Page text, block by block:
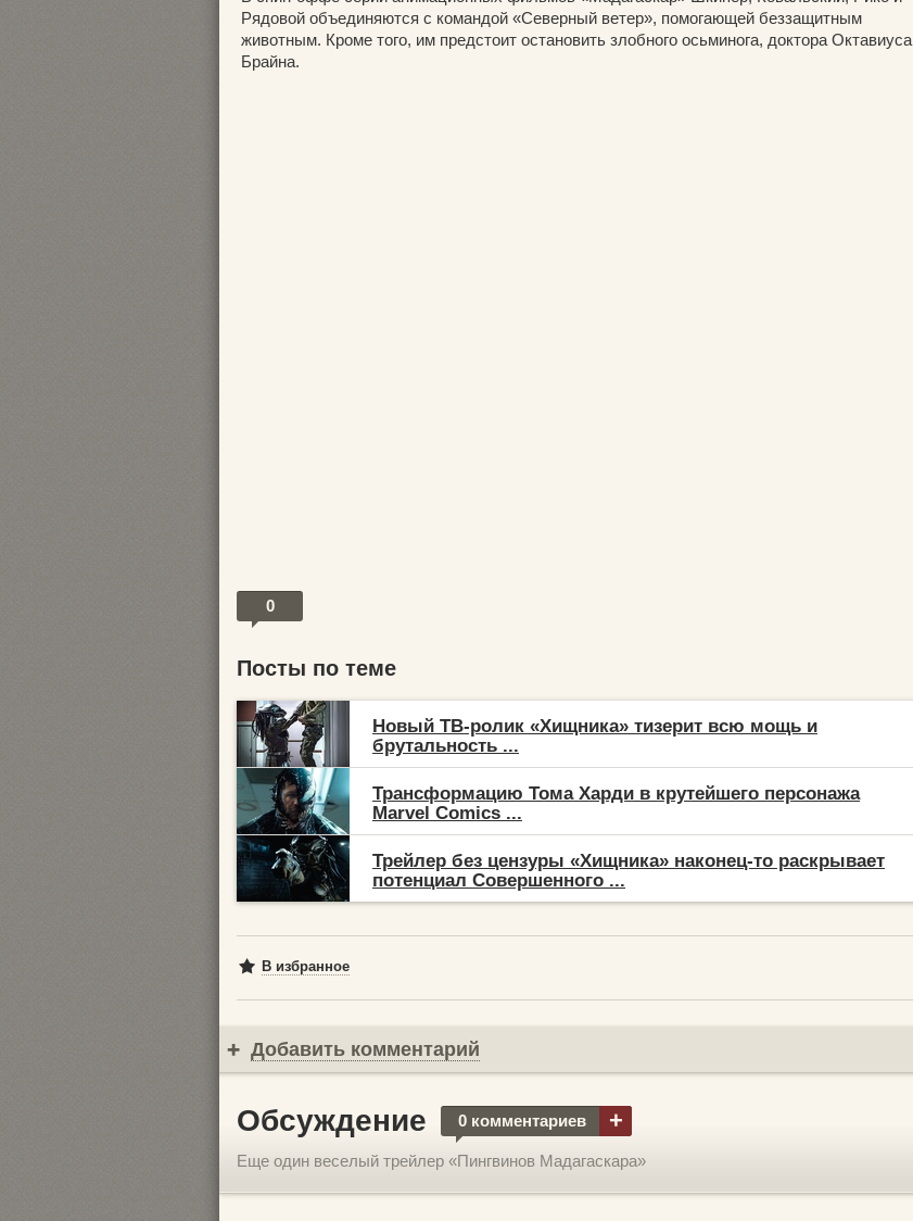
Рядовой объединяются с командой «Северный ветер», помогающей беззащитным
животным. Кроме того, им предстоит остановить злобного осьминога, доктора Октавиуса
Брайна.
0
Посты по теме
Новый ТВ-ролик «Хищника» тизерит всю мощь и
брутальность ...
Трансформацию Тома Харди в крутейшего персонажа
Marvel Comics ...
Трейлер без цензуры «Хищника» наконец-то раскрывает
потенциал Совершенного ...
В избранное
Добавить комментарий
Обсуждение 0 комментариев +
Еще один веселый трейлер «Пингвинов Мадагаскара»